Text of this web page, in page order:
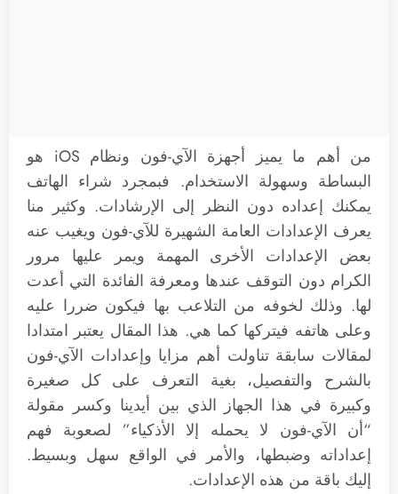
من أهم ما يميز أجهزة الآي-فون ونظام iOS هو
البساطة وسهولة الاستخدام. فبمجرد شراء الهاتف
يمكنك إعداده دون النظر إلى الإرشادات. وكثير منا
يعرف الإعدادات العامة الشهيرة للآي-فون ويغيب عنه
بعض الإعدادات الأخرى المهمة ويمر عليها مرور
الكرام دون التوقف عندها ومعرفة الفائدة التي أعدت
لها. وذلك لخوفه من التلاعب بها فيكون ضررا عليه
وعلى هاتفه فيتركها كما هي. هذا المقال يعتبر امتدادا
لمقالات سابقة تناولت أهم مزايا وإعدادات الآي-فون
بالشرح والتفصيل، بغية التعرف على كل صغيرة
وكبيرة في هذا الجهاز الذي بين أيدينا وكسر مقولة
“أن الآي-فون لا يحمله إلا الأذكياء” لصعوبة فهم
إعداداته وضبطها، والأمر في الواقع سهل وبسيط.
إليك باقة من هذه الإعدادات.